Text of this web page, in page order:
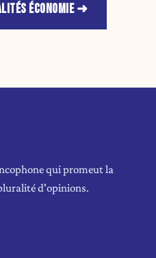
ÉCONOMIE
qui promeut la
d'opinions.